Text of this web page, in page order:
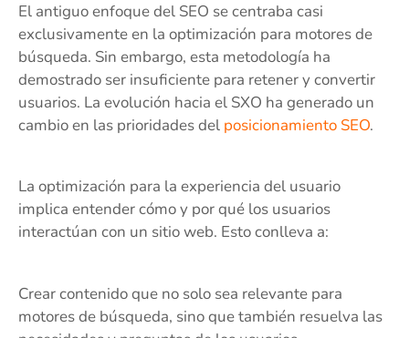
El antiguo enfoque del SEO se centraba casi
exclusivamente en la optimización para motores de
búsqueda. Sin embargo, esta metodología ha
demostrado ser insuficiente para retener y convertir
usuarios. La evolución hacia el SXO ha generado un
cambio en las prioridades del posicionamiento SEO.
La optimización para la experiencia del usuario
implica entender cómo y por qué los usuarios
interactúan con un sitio web. Esto conlleva a:
Crear contenido que no solo sea relevante para
motores de búsqueda, sino que también resuelva las